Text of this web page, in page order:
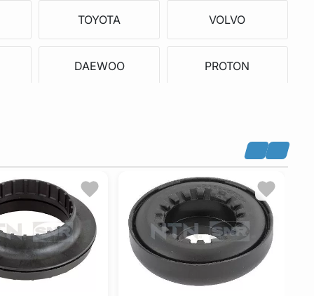
TOYOTA VOLVO
DAEWOO PROTON